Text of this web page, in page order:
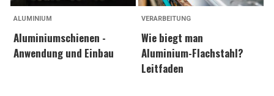
ALUMINIUM
Aluminiumschienen -
Anwendung und Einbau
VERARBEITUNG
Wie biegt man
Aluminium-Flachstahl?
Leitfaden